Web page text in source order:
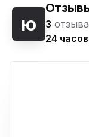
ю 3 отзыва
24 часов